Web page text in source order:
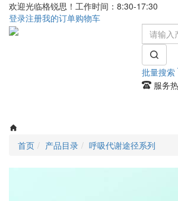
欢迎光临格锐思！工作时间：8:30-17:30
登录注册我的订单购物车
批量搜索
服务
首页 产品目录 呼吸代谢途径系列